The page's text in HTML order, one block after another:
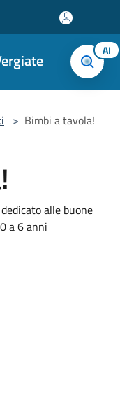
AI
> Bimbi a tavola!
alle buone
a 6 anni